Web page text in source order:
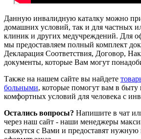
Данную инвалидную каталку можно
домашних условий, так и для частных
клиник и других медучреждений. Для
мы предоставляем полный комплект
Декларация Соответствия, Договор,
документы, которые Вам могут
Также на нашем сайте вы найдете
больными, которые помогут вам в быту
комфортных условий для человека с
Остались вопросы? Напишите в чат
через наш сайт - наши менеджеры
свяжутся с Вами и предоставят